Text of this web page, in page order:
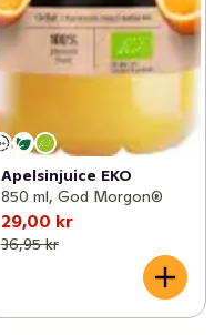
Apelsinjuice EKO
850 ml, God Morgon®
29,00 kr
36,95 kr